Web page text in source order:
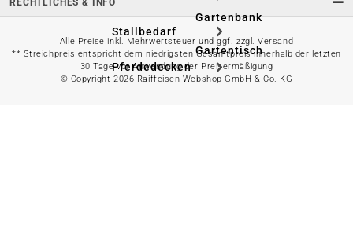
Stallbedarf
Pferdedecken
Gartenbank
Gartentisch
Bierzeltgarnitur
Alle Preise inkl. Mehrwertsteuer und ggf. zzgl. Versand
** Streichpreis entspricht dem niedrigsten Gesamtpreis innerhalb der letzten
30 Tage vor Anwendung der Preisermäßigung
© Copyright 2026 Raiffeisen Webshop GmbH & Co. KG